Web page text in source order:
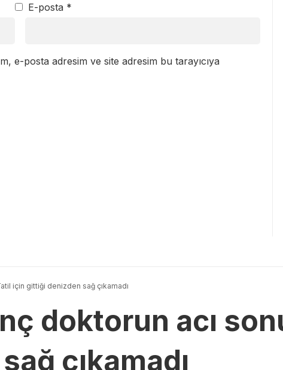
E-posta *
e-posta adresim ve site adresim bu tarayıcıya
için gittiği denizden sağ çıkamadı
doktorun acı
çıkamadı